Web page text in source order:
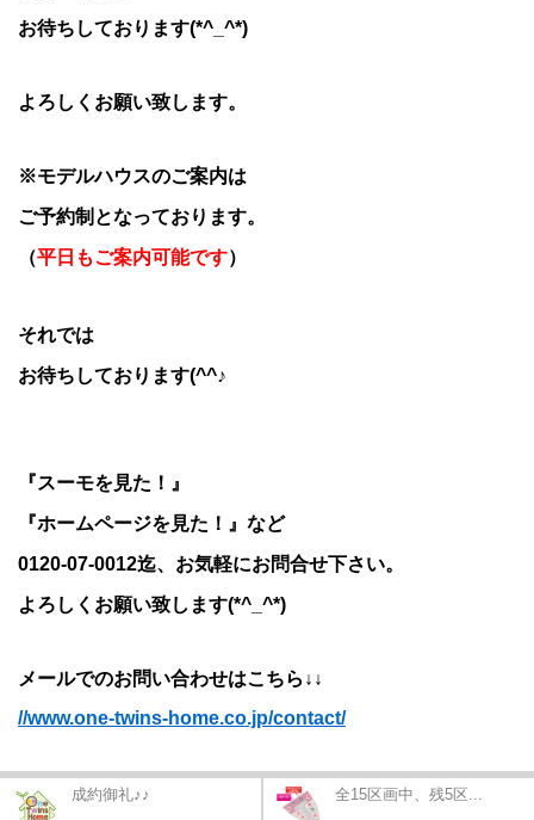
お待ちしております(*^_^*)
よろしくお願い致します。
※モデルハウスのご案内は
ご予約制となっております。
（平日もご案内可能です）
それでは
お待ちしております(^^♪
『スーモを見た！』
『ホームページを見た！』など
0120-07-0012迄、お気軽にお問合せ下さい。
よろしくお願い致します(*^_^*)
メールでのお問い合わせはこちら↓↓
//www.one-twins-home.co.jp/contact/
成約御礼♪♪ 全15区画中、残5区...